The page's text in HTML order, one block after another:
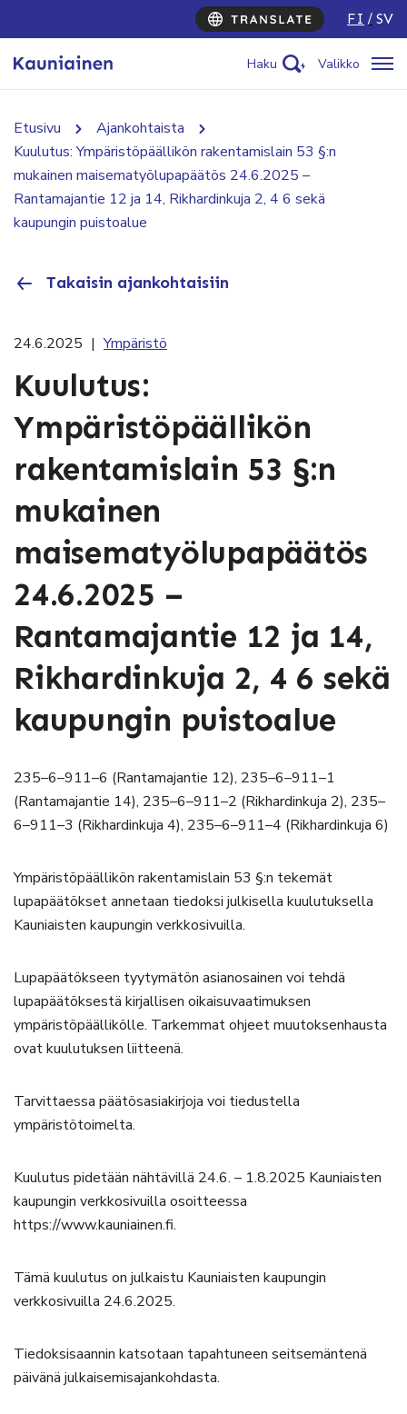
FI SV
Haku Valikko
Etusivu
Ajankohtaista
Kuulutus: Ympäristöpäällikön rakentamislain 53 §:n
mukainen maisematyölupapäätös 24.6.2025 –
Rantamajantie 12 ja 14, Rikhardinkuja 2, 4 6 sekä
kaupungin puistoalue
Takaisin ajankohtaisiin
24.6.2025 | Ympäristö
Kuulutus:
Ympäristöpäällikön
rakentamislain 53 §:n
mukainen
maisematyölupapäätös
24.6.2025 –
Rantamajantie 12 ja 14,
Rikhardinkuja 2, 4 6 sekä
kaupungin puistoalue
235–6–911–6 (Rantamajantie 12), 235–6–911–1
(Rantamajantie 14), 235–6–911–2 (Rikhardinkuja 2), 235–
6–911–3 (Rikhardinkuja 4), 235–6–911–4 (Rikhardinkuja 6)
Ympäristöpäällikön rakentamislain 53 §:n tekemät
lupapäätökset annetaan tiedoksi julkisella kuulutuksella
Kauniaisten kaupungin verkkosivuilla.
Lupapäätökseen tyytymätön asianosainen voi tehdä
lupapäätöksestä kirjallisen oikaisuvaatimuksen
ympäristöpäällikölle. Tarkemmat ohjeet muutoksenhausta
ovat kuulutuksen liitteenä.
Tarvittaessa päätösasiakirjoja voi tiedustella
ympäristötoimelta.
Kuulutus pidetään nähtävillä 24.6. – 1.8.2025 Kauniaisten
kaupungin verkkosivuilla osoitteessa
https://www.kauniainen.fi.
Tämä kuulutus on julkaistu Kauniaisten kaupungin
verkkosivuilla 24.6.2025.
Tiedoksisaannin katsotaan tapahtuneen seitsemäntenä
päivänä julkaisemisajankohdasta.